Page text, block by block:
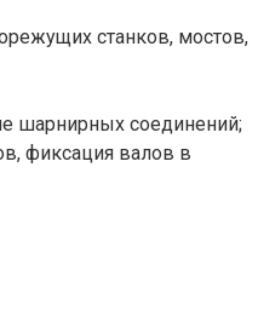
станков, мостов,
шарнирных соединений;
фиксация валов в